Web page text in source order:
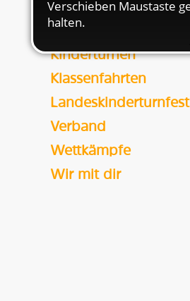
HTV
Kinderturnen
Klassenfahrten
Landeskinderturnfest
Verband
Wettkämpfe
Wir mit dir